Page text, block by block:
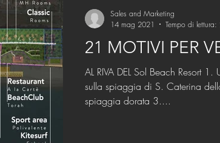
21 MOTIVI PER
AL RIVA DEL Sol Beach Resort 1. Un resort unico che sorge
sulla spiaggia di S. Caterina dello Ionio 2.
spiaggia dorata 3....
Sales and Marketing
14 mag 2021
Tempo di lettura: